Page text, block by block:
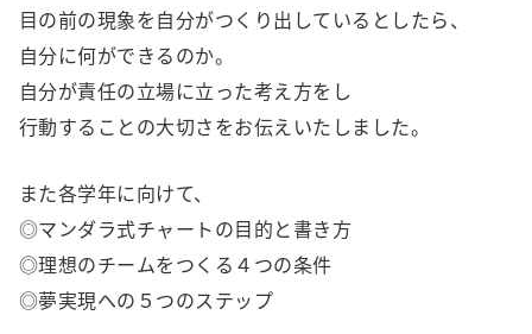
目の前の現象を自分がつくり出しているとしたら、
自分に何ができるのか。
自分が責任の立場に立った考え方をし
行動することの大切さをお伝えいたしました。
また各学年に向けて、
◎マンダラ式チャートの目的と書き方
◎理想のチームをつくる４つの条件
◎夢実現への５つのステップ